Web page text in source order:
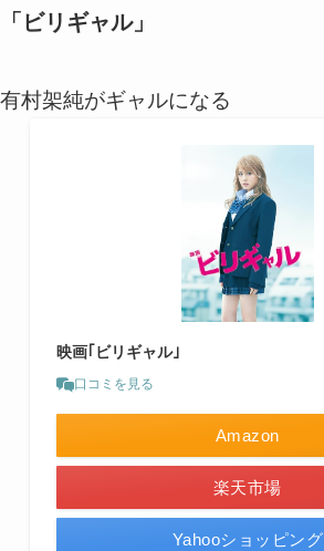
「ビリギャル」
有村架純がギャルになる
映画｢ビリギャル｣
口コミを見る
Amazon
楽天市場
Yahooショッピング